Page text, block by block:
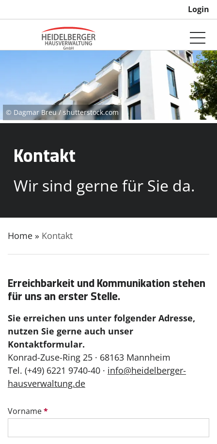
Login
© Dagmar Breu / shutterstock.com
Kontakt
Wir sind gerne für Sie da.
Home » Kontakt
Erreichbarkeit und Kommunikation stehen
für uns an erster Stelle.
Sie erreichen uns unter folgender Adresse,
nutzen Sie gerne auch unser
Kontaktformular.
Konrad-Zuse-Ring 25 · 68163 Mannheim
Tel. (+49) 6221 9740-40 · info@heidelberger-
hausverwaltung.de
Kontakt
Vorname*